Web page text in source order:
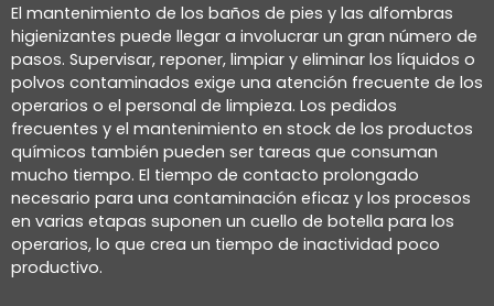
El mantenimiento de los baños de pies y las alfombras
higienizantes puede llegar a involucrar un gran número de
pasos. Supervisar, reponer, limpiar y eliminar los líquidos o
polvos contaminados exige una atención frecuente de los
operarios o el personal de limpieza. Los pedidos
frecuentes y el mantenimiento en stock de los productos
químicos también pueden ser tareas que consuman
mucho tiempo. El tiempo de contacto prolongado
necesario para una contaminación eficaz y los procesos
en varias etapas suponen un cuello de botella para los
operarios, lo que crea un tiempo de inactividad poco
productivo.